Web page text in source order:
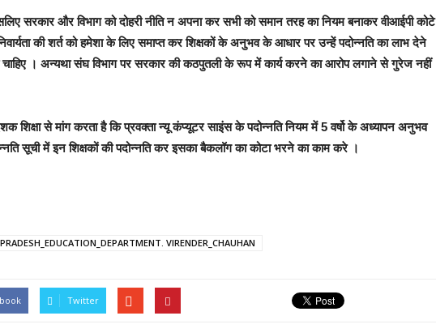
सरकार और विभाग को दोहरी नीति न अपना कर सभी को समान तरह का नियम बनाकर वीआईपी कोटे
की शर्त को हमेशा के लिए समाप्त कर शिक्षकों के अनुभव के आधार पर उन्हें पदोन्नति का लाभ देने
चाहिए । अन्यथा संघ विभाग पर सरकार की कठपुतली के रूप में कार्य करने का आरोप लगाने से गुरेज नहीं
शिक्षा से मांग करता है कि प्रवक्ता न्यू कंप्यूटर साइंस के पदोन्नति नियम में 5 वर्षो के अध्यापन अनुभव
सूची में इन शिक्षकों की पदोन्नति कर इसका बैकलॉग का कोटा भरने का काम करे ।
VIRENDER_CHAUHAN
Twitter